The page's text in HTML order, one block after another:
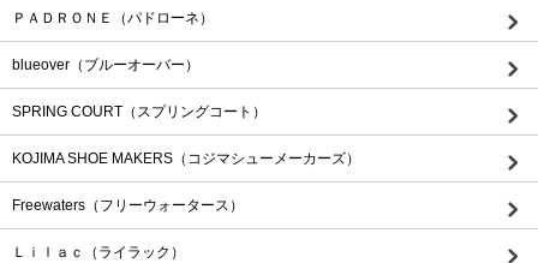
ＰＡＤＲＯＮＥ（パドローネ）
blueover（ブルーオーバー）
SPRING COURT（スプリングコート）
KOJIMA SHOE MAKERS（コジマシューメーカーズ）
Freewaters（フリーウォータース）
Ｌｉｌａｃ（ライラック）